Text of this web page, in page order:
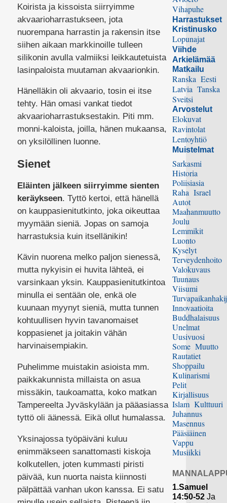
Koirista ja kissoista siirryimme
akvaarioharrastukseen, jota
nuorempana harrastin ja rakensin itse
siihen aikaan markkinoille tulleen
silikonin avulla valmiiksi leikkautetuista
lasinpaloista muutaman akvaarionkin.
Hänelläkin oli akvaario, tosin ei itse
tehty. Hän omasi vankat tiedot
akvaarioharrastuksestakin. Piti mm.
monni-kaloista, joilla, hänen mukaansa,
on yksilöllinen luonne.
Sienet
Eläinten jälkeen siirryimme sienten
keräykseen. Tyttö kertoi, että hänellä
on kauppasienitutkinto, joka oikeuttaa
myymään sieniä. Jopas on samoja
harrastuksia kuin itsellänikin!
Kävin nuorena melko paljon sienessä,
mutta nykyisin ei huvita lähteä, ei
varsinkaan yksin. Kauppasienitutkintoa
minulla ei sentään ole, enkä ole
kuunaan myynyt sieniä, mutta tunnen
kohtuullisen hyvin tavanomaiset
koppasienet ja joitakin vähän
harvinaisempiakin.
Puhelimme muistakin asioista mm.
paikkakunnista millaista on asua
missäkin, taukoamatta, koko matkan
Tampereelta Jyväskylään ja pääasiassa
tyttö oli äänessä. Eikä ollut humalassa.
Yksinajossa työpäiväni kuluu
enimmäkseen sanattomasti kiskoja
kolkutellen, joten kummasti piristi
päivää, kun nuorta naista kiinnosti
pälpättää vanhan ukon kanssa. Ei satu
Vihapuhe
Harrastukset
Kristinusko
Lopunajat
Viihde
Arkielämää
Matkailu
Ranska Eesti
Latvia Tanska
Sveitsi
Arvostelut
Elokuvat
Ravintolat
Lentoyhtiö
Muistelmat
Sarkasmi
Historia
Poliisiasia
Raha Israel
Autot
Maahanmuutto
Joulu
Lemmikit
Luonto
Kyselyt
Terveydenhoito
Valokuvaus
Tuunaus
Viisumi
Innovaatioita
Buddhalaisuus
Unelmat
Uusivuosi
Some Muutto
Rautatiet
Shoppailu
Kulinarismi
Pelit
Kirjallisuus
Islam Kulttuuri
Juhannus
Masennus
Pääsiäinen
Vappu
Musiikki
1.Samuel
14:50-52 Ja